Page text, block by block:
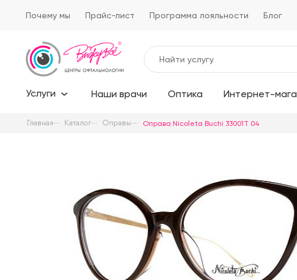
Почему мы Прайс-лист Программа лояльности Блог
Услуги Наши врачи Оптика Интернет-
Главная Каталог Оправы Оправа Nicoleta Buchi 33001T 04